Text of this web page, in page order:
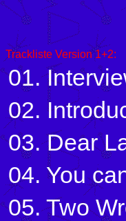
Trackliste Version 1+2:
01.
02.
03. Dear
04. You
05. Two